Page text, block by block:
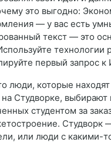
это выгодно:
— у вас есть
текст — это
первый запрос
люди, которые
Студворке,
студентом за
Студворк
или люди с